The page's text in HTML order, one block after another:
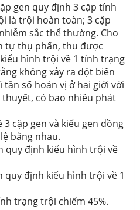
gen quy định 3 cặp tính
là trội hoàn toàn; 3 cặp
sắc thể thường. Cho
tự thụ phấn, thu được
hình trội về 1 tính trạng
không xảy ra đột biến
tần số hoán vị ở hai giới với
có bao nhiêu phát
3 cặp gen và kiểu gen đồng
bằng nhau.
quy định kiểu hình trội về
quy định kiểu hình trội về 1
trạng trội chiếm 45%.